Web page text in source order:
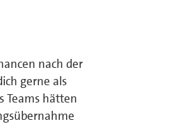
nach der
gerne als
Teams hätten